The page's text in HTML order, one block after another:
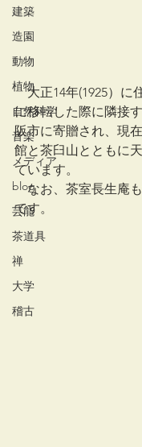
建築
造園
動物
植物
自然科学
音楽
メディア
blog
芸能
茶道具
禅
大学
稽古
大正14年(1925）に
に移転した際に隣接
阪市に寄贈され、現
館と茶臼山とともに
ています。
なお、茶室長生庵も
です。